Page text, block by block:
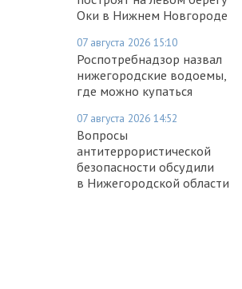
Оки в Нижнем Новгороде
07 августа 2026 15:10
Роспотребнадзор назвал
нижегородские водоемы,
где можно купаться
07 августа 2026 14:52
Вопросы
антитеррористической
безопасности обсудили
в Нижегородской области